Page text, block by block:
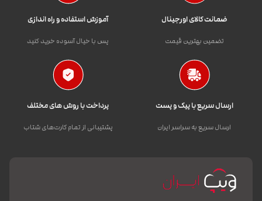
ضمانت کالای اورجینال
تضمین بهترین قیمت
آموزش استفاده و راه اندازی
پس با خیال آسوده خرید کنید
ارسال سریع با پیک و پست
ارسال سریع به سراسر ایران
پرداخت با روش های مختلف
پشتیبانی از تمام کارت‌های شتاب